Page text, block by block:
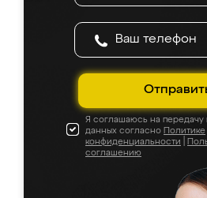
Я соглашаюсь на передачу
данных согласно Политике
конфиденциальности
соглашению